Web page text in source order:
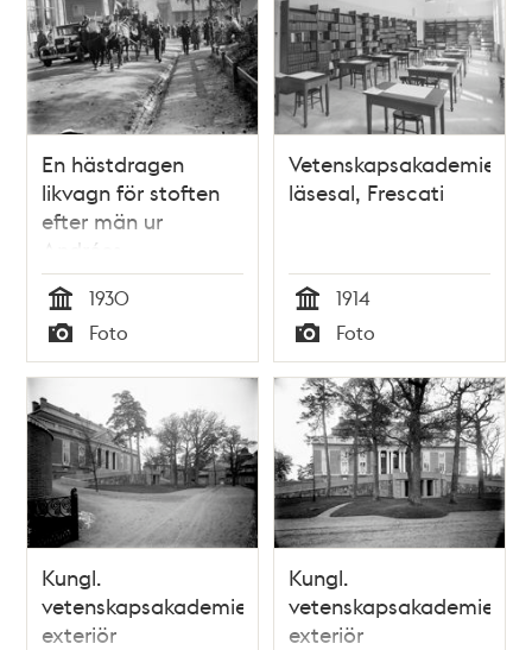
En hästdragen
likvagn för stoften
efter män ur
Andrées
polarexpedition till
Kysthospitalet i
Tromsö, Norge, där
en vetenskaplig
undersökning ska
genomföras.
Tid
1930
Typ
Foto
Vetenskapsakademiens
läsesal, Frescati
Tid
1914
Typ
Foto
Kungl.
vetenskapsakademien
exteriör
Kungl.
vetenskapsakademien
exteriör